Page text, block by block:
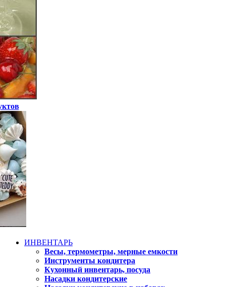
ИНВЕНТАРЬ
Весы, термометры, мерные емкости
Инструменты кондитера
Кухонный инвентарь, посуда
Насадки кондитерские